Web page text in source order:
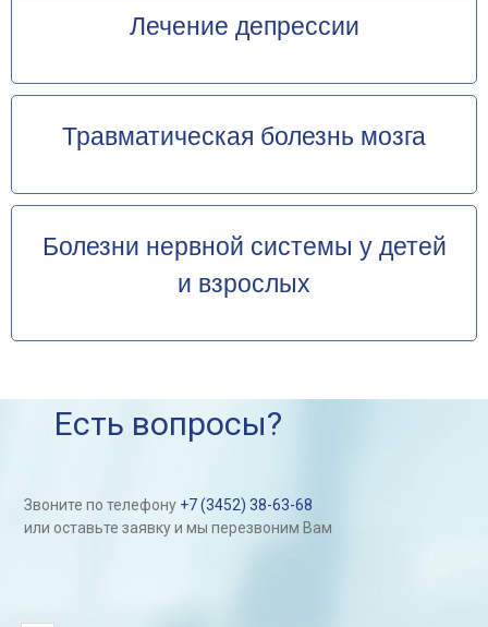
Лечение депрессии
Травматическая болезнь мозга
Болезни нервной системы у детей
и взрослых
Есть вопросы?
Звоните по телефону +7 (3452) 38-63-68
или оставьте заявку и мы перезвоним Вам